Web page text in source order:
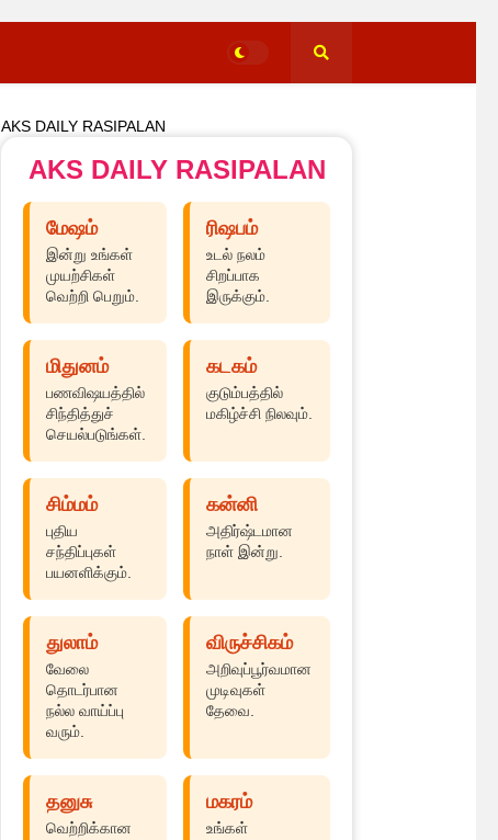
AKS DAILY RASIPALAN
AKS DAILY RASIPALAN
மேஷம்
இன்று உங்கள்
முயற்சிகள்
வெற்றி பெறும்.
ரிஷபம்
உடல் நலம்
சிறப்பாக
இருக்கும்.
மிதுனம்
பணவிஷயத்தில்
சிந்தித்துச்
செயல்படுங்கள்.
கடகம்
குடும்பத்தில்
மகிழ்ச்சி நிலவும்.
சிம்மம்
புதிய
சந்திப்புகள்
பயனளிக்கும்.
கன்னி
அதிர்ஷ்டமான
நாள் இன்று.
துலாம்
வேலை
தொடர்பான
நல்ல வாய்ப்பு
வரும்.
விருச்சிகம்
அறிவுப்பூர்வமான
முடிவுகள்
தேவை.
தனுசு
வெற்றிக்கான
மகரம்
உங்கள்